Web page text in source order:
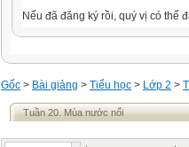
Nếu đã đăng ký rồi, quý vị có thể
Gốc > Bài giảng > Tiểu học > Lớp 2 >
Tuần 20. Mùa nước nổi